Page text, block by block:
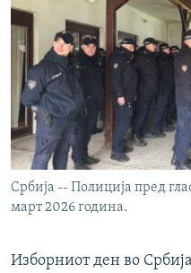
Србија -- Полиција пред
март 2026 година.
Изборниот ден во